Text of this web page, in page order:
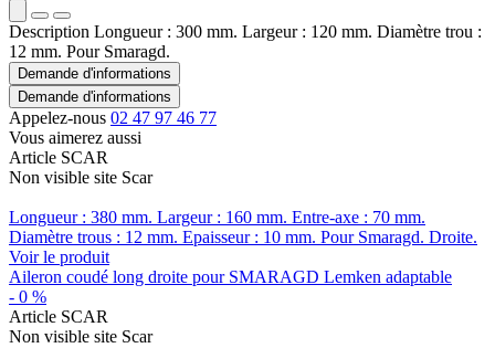
Description Longueur : 300 mm. Largeur : 120 mm. Diamètre trou :
12 mm. Pour Smaragd.
Demande d'informations
Demande d'informations
Appelez-nous 02 47 97 46 77
Vous aimerez aussi
Article SCAR
Non visible site Scar
Longueur : 380 mm. Largeur : 160 mm. Entre-axe : 70 mm.
Diamètre trous : 12 mm. Epaisseur : 10 mm. Pour Smaragd. Droite.
Voir le produit
Aileron coudé long droite pour SMARAGD Lemken adaptable
- 0 %
Article SCAR
Non visible site Scar